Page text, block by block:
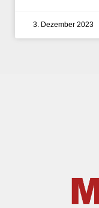
3. Dezember 2023